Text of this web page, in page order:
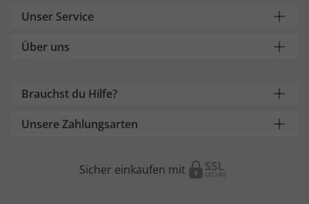
Unser Service
Über uns
Brauchst du Hilfe?
Unsere Zahlungsarten
Sicher einkaufen mit